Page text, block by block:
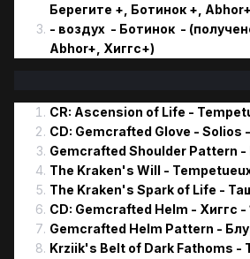
Берегите +, Ботинок +,
- воздух - Ботинок -
Abhor+, Хиггс+)
CR: Ascension of Life -
CD: Gemcrafted Glove - Solios
Gemcrafted Shoulder Pattern -
The Kraken's Will -
The Kraken's Spark of Life -
CD: Gemcrafted Helm - Хиггс -
Gemcrafted Helm Pattern -
Krziik's Belt of Dark Fathoms -